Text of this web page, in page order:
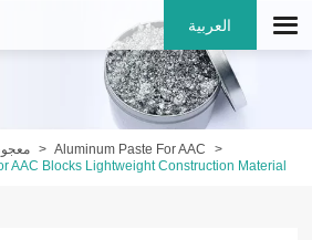
العربية
Aluminum Paste For AAC
AAC Blocks Lightweight Construction Material